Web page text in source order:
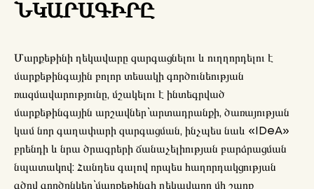
ՆԿԱՐԱԳԻՐԸ
Մարքեթինի ղեկավարը զարգացնելու և ուղղորդելու է
մարքեթինգային բոլոր տեսակի գործունեության
ռազմավարությունը, մշակելու է ինտեգրված
մարքեթինգային արշավներ` արտադրանքի, ծառայության
կամ նոր գաղափարի զարգացման, ինչպես նաև «IDeA»
բրենդի և նրա ծրագրերի ճանաչելիության բարձրացման
նպատակով: Հանդես գալով որպես հաղորդակցության
գծով գործընկեր` մարքեթինգի ղեկավարը մի շարք